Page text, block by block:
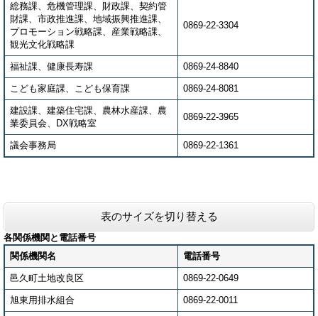
総務課、危機管理課、財政課、契約管
財課、市政推進課、地域振興推進課、
プロモーション戦略課、産業戦略課、
観光文化戦略課
0869-22-3304
福祉課、健康長寿課 0869-24-8840
こども家庭課、こども保育課 0869-24-8081
建設課、建築住宅課、農林水産課、農
業委員会、DX戦略室
0869-22-3965
議会事務局 0869-22-1361
表のサイズを切り替える
各関係機関と電話番号
関係機関名
電話番号
邑久町土地改良区 0869-22-0649
旭東用排水組合 0869-22-0011